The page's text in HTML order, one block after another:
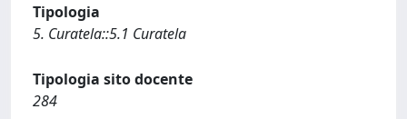
Tipologia
5. Curatela::5.1 Curatela
Tipologia sito docente
284